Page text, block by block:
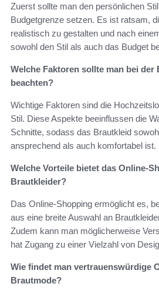
Zuerst sollte man den persönlichen
Budgetgrenze setzen. Es ist ratsam,
realistisch zu gestalten und nach
sowohl den Stil als auch das Budget
Welche Faktoren sollte man bei der
beachten?
Wichtige Faktoren sind die
Stil. Diese Aspekte beeinflussen die
Schnitte, sodass das Brautkleid
ansprechend als auch komfortabel ist.
Welche Vorteile bietet das Online-
Brautkleider?
Das Online-Shopping ermöglicht es,
aus eine breite Auswahl an
Zudem kann man möglicherweise
hat Zugang zu einer Vielzahl von
Wie findet man vertrauenswürdige
Brautmode?